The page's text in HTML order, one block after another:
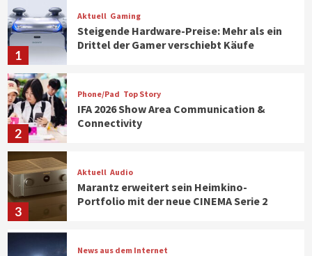
1
Aktuell Gaming
Steigende Hardware-Preise: Mehr als ein
Drittel der Gamer verschiebt Käufe
2
Phone/Pad Top Story
IFA 2026 Show Area Communication &
Connectivity
3
Aktuell Audio
Marantz erweitert sein Heimkino-
Portfolio mit der neue CINEMA Serie 2
News aus dem Internet